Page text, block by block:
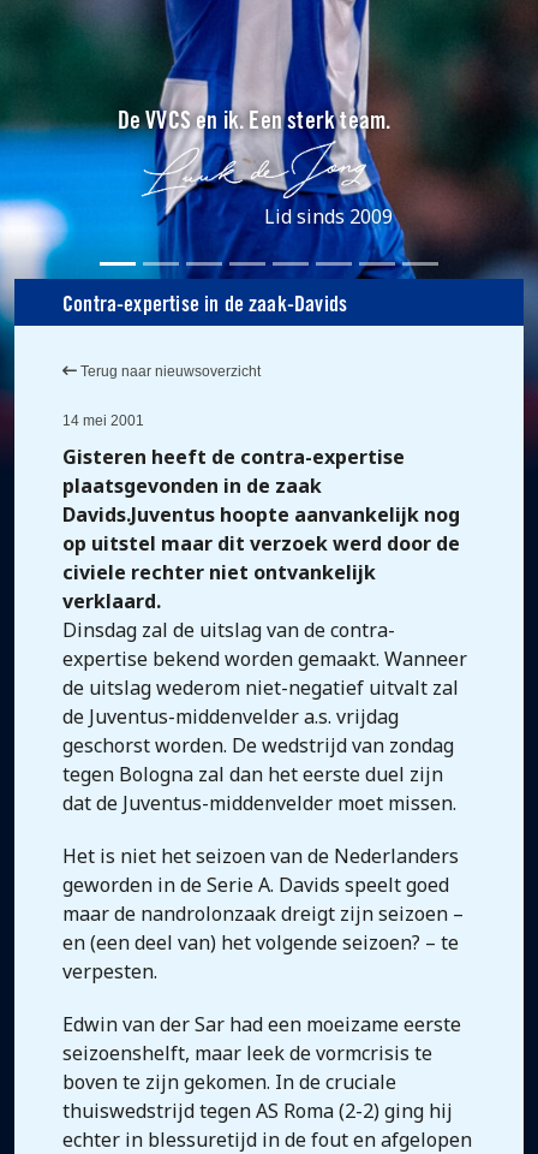
De VVCS en ik. Een sterk team.
Lid sinds 2009
Contra-expertise in de zaak-Davids
Terug naar nieuwsoverzicht
14 mei 2001
Gisteren heeft de contra-expertise
plaatsgevonden in de zaak
Davids.Juventus hoopte aanvankelijk nog
op uitstel maar dit verzoek werd door de
civiele rechter niet ontvankelijk
verklaard.
Dinsdag zal de uitslag van de contra-
expertise bekend worden gemaakt. Wanneer
de uitslag wederom niet-negatief uitvalt zal
de Juventus-middenvelder a.s. vrijdag
geschorst worden. De wedstrijd van zondag
tegen Bologna zal dan het eerste duel zijn
dat de Juventus-middenvelder moet missen.
Het is niet het seizoen van de Nederlanders
geworden in de Serie A. Davids speelt goed
maar de nandrolonzaak dreigt zijn seizoen –
en (een deel van) het volgende seizoen? – te
verpesten.
Edwin van der Sar had een moeizame eerste
seizoenshelft, maar leek de vormcrisis te
boven te zijn gekomen. In de cruciale
thuiswedstrijd tegen AS Roma (2-2) ging hij
echter in blessuretijd in de fout en afgelopen